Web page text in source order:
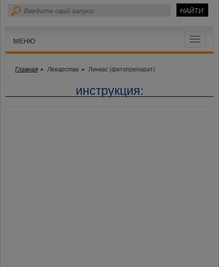
Toggle
МЕНЮ
Главная Лекарства Линкас (фитопрепарат)
инструкция: